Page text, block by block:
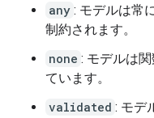
any : モデルは常
制約されます。
none : モデルは
ています。
validated : モデ